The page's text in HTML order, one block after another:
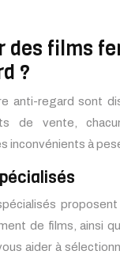
des films
?
anti-regard sont
de vente,
inconvénients à
de films, ainsi
aider à